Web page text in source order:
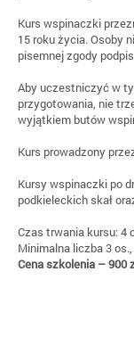
Kurs wspinaczki
15 roku życia. Osoby
pisemnej zgody
Aby uczestniczyć w
przygotowania, nie
wyjątkiem butów
Kurs prowadzony
Kursy wspinaczki po
podkieleckich skał
Czas trwania kursu: 4
Minimalna liczba 3
Cena szkolenia – 900